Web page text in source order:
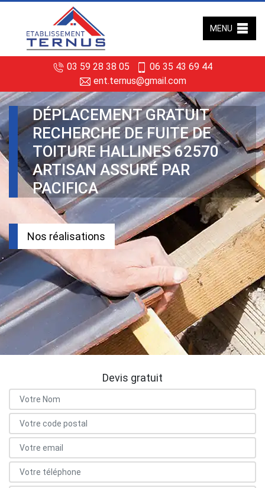
03 59 28 38 05
06 35 43 69 44
ent.ternus@gmail.com
MENU
DÉPLACEMENT GRATUIT
RECHERCHE DE FUITE DE
TOITURE HALLINES 62570
ARTISAN ASSURÉ PAR
PACIFICA
Nos réalisations
Devis gratuit